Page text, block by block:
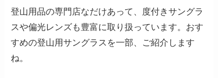
登山用品の専門店なだけあって、度付きサングラ
スや偏光レンズも豊富に取り扱っています。おす
すめの登山用サングラスを一部、ご紹介します
ね。